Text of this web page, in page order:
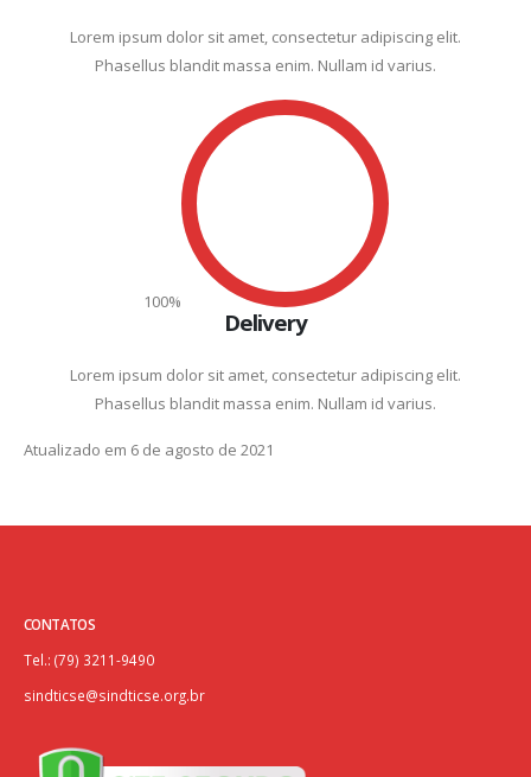
Lorem ipsum dolor sit amet, consectetur adipiscing elit.
Phasellus blandit massa enim. Nullam id varius.
100%
Delivery
Lorem ipsum dolor sit amet, consectetur adipiscing elit.
Phasellus blandit massa enim. Nullam id varius.
Atualizado em 6 de agosto de 2021
CONTATOS
Tel.: (79) 3211-9490
sindticse@sindticse.org.br